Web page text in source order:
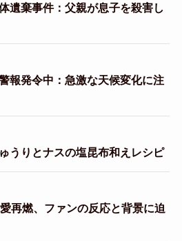
遺棄事件：父親が息子を殺害し
報発令中：急激な天候変化に注
うりとナスの塩昆布和えレシピ
再燃、ファンの反応と背景に迫